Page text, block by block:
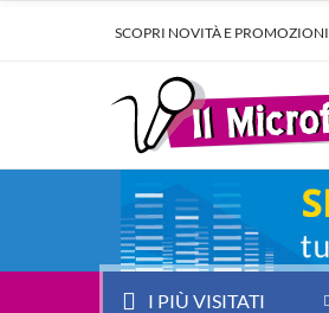
SCOPRI NOVITÀ E PROMOZIONI
I PIÙ VISITATI